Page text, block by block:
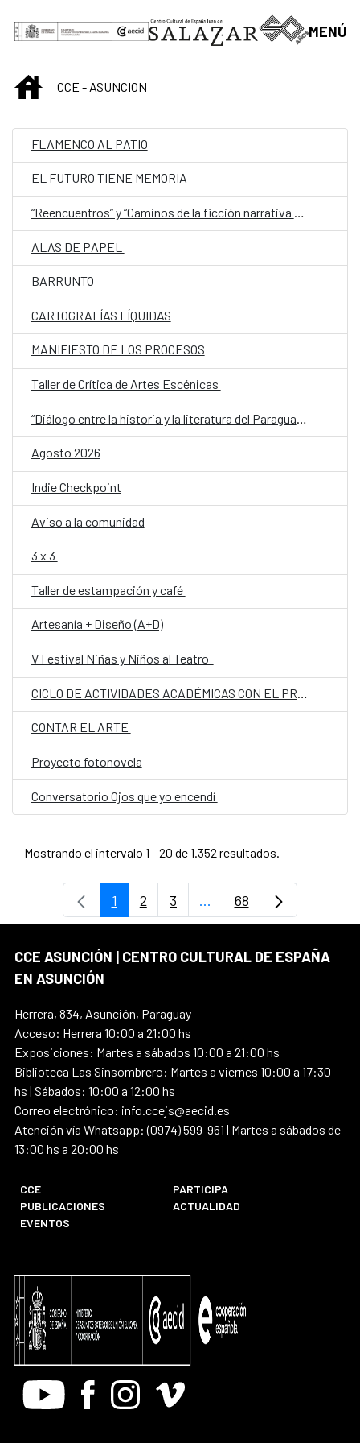
Saltar al contenido principal
MENÚ
INICIOCCE - ASUNCION
FLAMENCO AL PATIO
EL FUTURO TIENE MEMORIA
“Reencuentros” y “Caminos de la ficción narrativa paraguaya (de 1544 a 1960)”
ALAS DE PAPEL
BARRUNTO
CARTOGRAFÍAS LÍQUIDAS
MANIFIESTO DE LOS PROCESOS
Taller de Crítica de Artes Escénicas
Agosto 2026
Indie Checkpoint
Aviso a la comunidad
3 x 3
Taller de estampación y café
Artesanía + Diseño (A+D)
V Festival Niñas y Niños al Teatro
CONTAR EL ARTE
Proyecto fotonovela
Conversatorio Ojos que yo encendí
Mostrando el intervalo 1 - 20 de 1.352 resultados.
Página
1 Página
2 Página
3 ...Páginas intermedias
Página
68
CCE ASUNCIÓN | CENTRO CULTURAL DE ESPAÑA
EN ASUNCIÓN
Herrera, 834, Asunción, Paraguay
Acceso: Herrera 10:00 a 21:00 hs
Exposiciones: Martes a sábados 10:00 a 21:00 hs
Biblioteca Las Sinsombrero: Martes a viernes 10:00 a 17:30
hs | Sábados: 10:00 a 12:00 hs
Correo electrónico: info.ccejs@aecid.es
Atención vía Whatsapp: (0974) 599-961 | Martes a sábados de
13:00 hs a 20:00 hs
CCE
PARTICIPA
PUBLICACIONES
ACTUALIDAD
EVENTOS
Youtube FacebookInstagram
Vimeo